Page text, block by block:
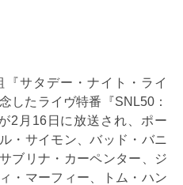
サタデー・ナイト・ライ
したライヴ特番『SNL50：
2月16日に放送され、ポー
・サイモン、バッド・バニ
ブリナ・カーペンター、ジ
・マーフィー、トム・ハン